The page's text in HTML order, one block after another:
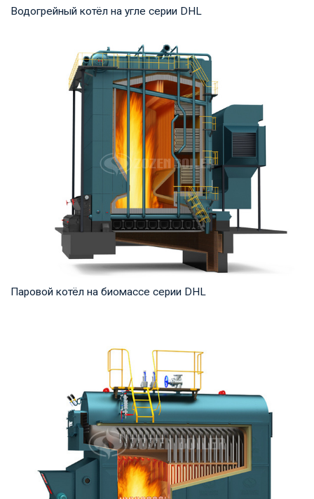
Водогрейный котёл на угле серии DHL
Горячая вода Рабочее давление: 1,25-1,6 МПа Тепловая
мощность продукта: 29-140 МВт Температура...
Паровой котёл на биомассе серии DHL
продукта: 20-75 т/ч Температура на выходе...